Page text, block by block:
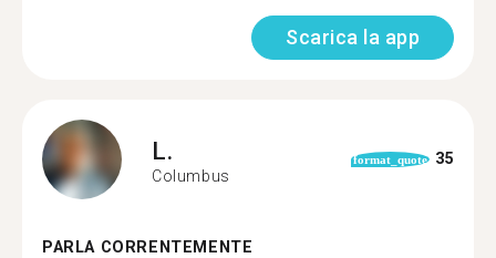
Scarica la app
L.
Columbus
format_quote 35
PARLA CORRENTEMENTE